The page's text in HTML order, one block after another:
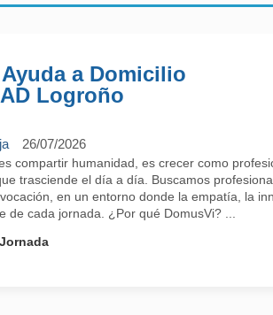
a Domicilio
Logroño
26/07/2026
compartir humanidad, es crecer como
trasciende el día a día. Buscamos
en un entorno donde la empatía, la
de cada jornada. ¿Por qué DomusVi? ...